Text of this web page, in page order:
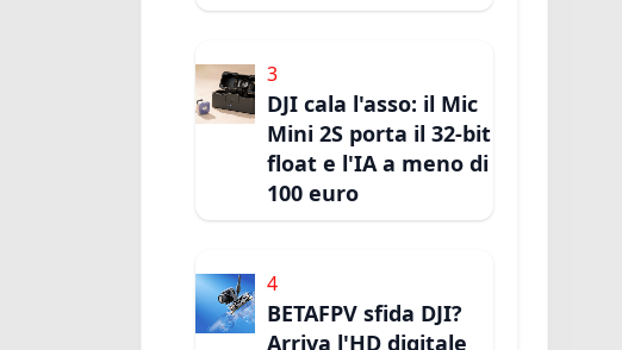
3
DJI cala l'asso: il Mic
Mini 2S porta il 32-bit
float e l'IA a meno di
100 euro
4
BETAFPV sfida DJI?
Arriva l'HD digitale